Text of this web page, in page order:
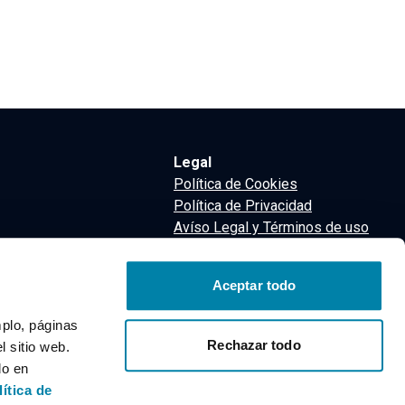
páginas
sitio web.
en
de
Aceptar todo
Rechazar todo
Legal
Política de Cookies
Política de Privacidad
Avíso Legal y Términos de uso